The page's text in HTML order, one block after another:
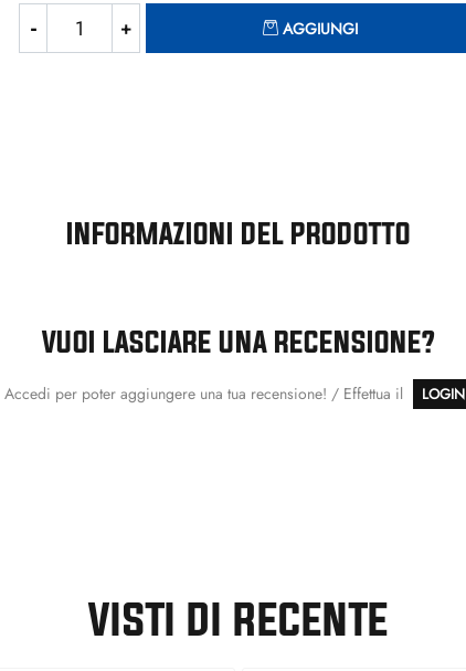
AGGIUNGI
INFORMAZIONI DEL PRODOTTO
VUOI LASCIARE UNA RECENSIONE?
Accedi per poter aggiungere una tua recensione! / Effettua il LOGIN
VISTI DI RECENTE